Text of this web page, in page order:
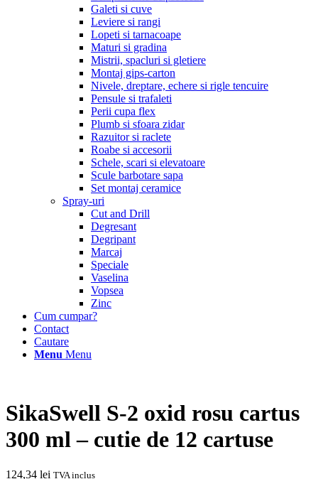
Galeti si cuve
Leviere si rangi
Lopeti si tarnacoape
Maturi si gradina
Mistrii, spacluri si gletiere
Montaj gips-carton
Nivele, dreptare, echere si rigle tencuire
Pensule si trafaleti
Perii cupa flex
Plumb si sfoara zidar
Razuitor si raclete
Roabe si accesorii
Schele, scari si elevatoare
Scule barbotare sapa
Set montaj ceramice
Spray-uri
Cut and Drill
Degresant
Degripant
Marcaj
Speciale
Vaselina
Vopsea
Zinc
Cum cumpar?
Contact
Cautare
Menu Menu
SikaSwell S-2 oxid rosu cartus
300 ml – cutie de 12 cartuse
124,34 lei TVA inclus